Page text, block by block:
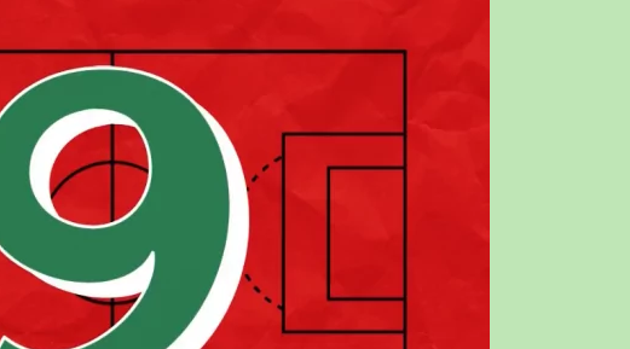
MITGLIEDSCHAFT
DOWNLOADS
LINKLISTE
WIR SUCHEN